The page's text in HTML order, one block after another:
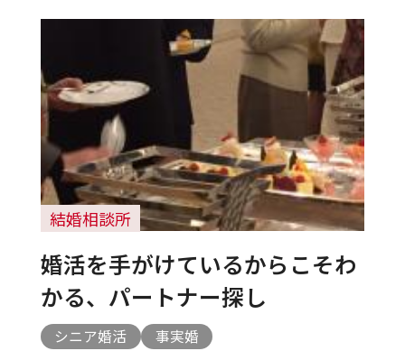
結婚相談所
婚活を手がけているからこそわ
かる、パートナー探し
シニア婚活 事実婚